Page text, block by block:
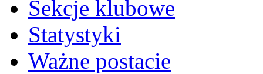
Sekcje klubowe
Statystyki
Ważne postacie